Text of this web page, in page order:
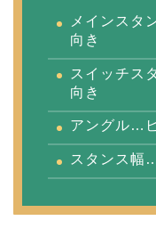
メインスタ
向き
スイッチス
向き
アングル…
スタンス幅